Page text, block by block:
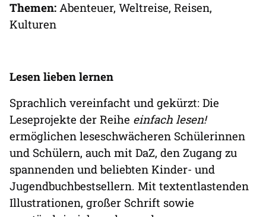
Themen: Abenteuer, Weltreise, Reisen,
Kulturen
Lesen lieben lernen
Sprachlich vereinfacht und gekürzt: Die
Leseprojekte der Reihe einfach lesen!
ermöglichen leseschwächeren Schülerinnen
und Schülern, auch mit DaZ, den Zugang zu
spannenden und beliebten Kinder- und
Jugendbuchbestsellern. Mit textentlastenden
Illustrationen, großer Schrift sowie